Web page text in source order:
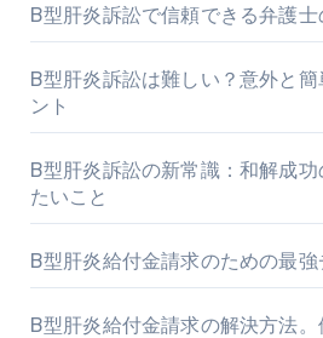
B型肝炎訴訟で信頼できる弁護士
B型肝炎訴訟は難しい？意外と
ント
B型肝炎訴訟の新常識：和解成
たいこと
B型肝炎給付金請求のための最強
B型肝炎給付金請求の解決方法